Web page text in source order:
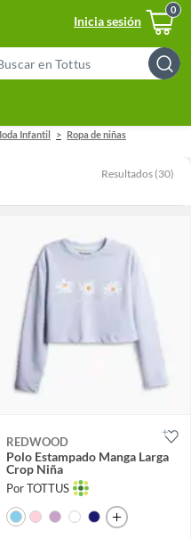
Inicia sesión
Search
Bar
Infantil
Ropa de niñas
Resultados (30)
REDWOOD
Polo Estampado Manga Larga
Crop Niña
Por TOTTUS